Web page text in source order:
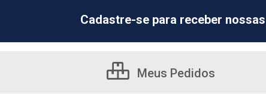
Cadastre-se para receber
Meus Pedidos